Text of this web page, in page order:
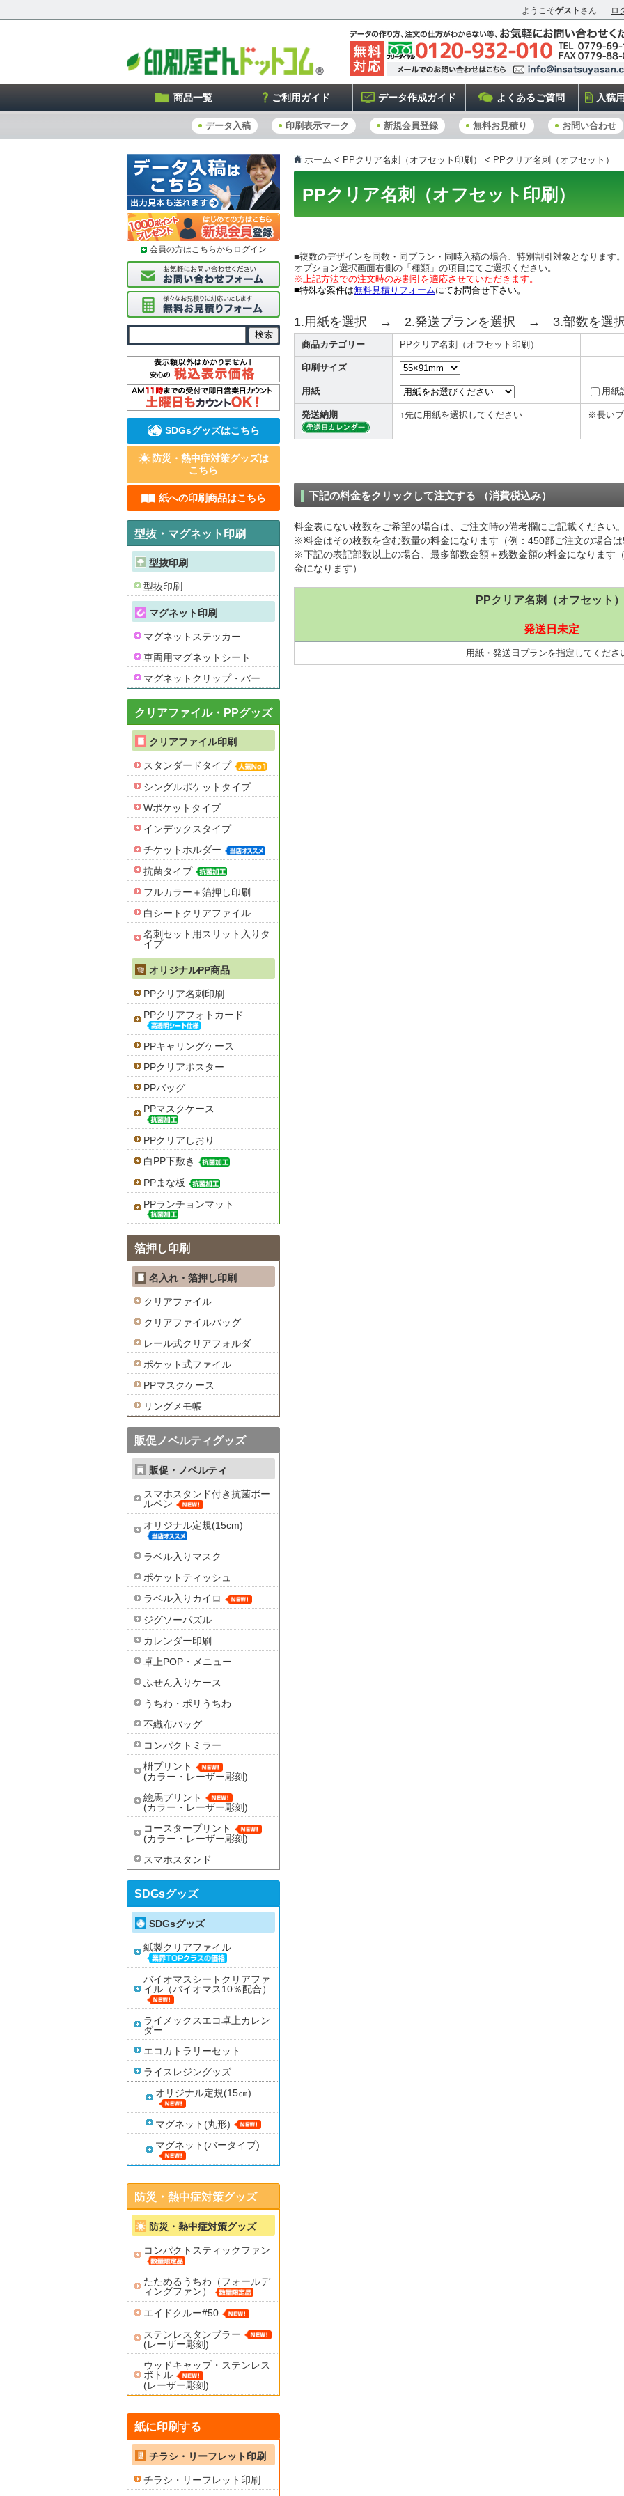
ようこそゲスト さん ロ
商品一覧 ご利用ガイド データ作成ガイド よくあるご質問 入稿
データ入稿 印刷表示マーク 新規会員登録 無料お見積り お問い合わせ
ホーム < PPクリア名刺（オフセット印刷） < PPクリア名刺（オフセット）
PPクリア名刺（オフセット印刷）
■複数のデザインを同数・同プラン・同時入稿の場合、特別割引対象となります
オプション選択画面右側の「種類」の項目にてご選択ください。
※上記方法での注文時のみ割引を適応させていただきます。
■特殊な案件は無料見積りフォームにてお問合せ下さい。
1.用紙を選択 → 2.発送プランを選択 → 3.部数を選
商品カテゴリー PPクリア名刺（オフセット印刷）
印刷サイズ
用紙 用紙
発送納期 ↑先に用紙を選択してください ※長い
下記の料金をクリックして注文する （消費税込み）
料金表にない枚数をご希望の場合は、ご注文時の備考欄にご記載ください
※料金はその枚数を含む数量の料金になります（例：450部ご注文の場合
※下記の表記部数以上の場合、最多部数金額＋残数金額の料金になります
金になります）
PPクリア名刺（オフセット
発送日未定
用紙・発送日プランを指定してくださ
会員の方はこちらからログイン
SDGsグッズはこちら
防災・熱中症対策グッズは
こちら
紙への印刷商品はこちら
型抜・マグネット印刷
型抜印刷
型抜印刷
マグネット印刷
マグネットステッカー
車両用マグネットシート
マグネットクリップ・バー
クリアファイル・PPグッズ
クリアファイル印刷
スタンダードタイプ
シングルポケットタイプ
Wポケットタイプ
インデックスタイプ
チケットホルダー
抗菌タイプ
フルカラー＋箔押し印刷
白シートクリアファイル
名刺セット用スリット入りタ
イプ
オリジナルPP商品
PPクリア名刺印刷
PPクリアフォトカード
PPキャリングケース
PPクリアポスター
PPバッグ
PPマスクケース
PPクリアしおり
白PP下敷き
PPまな板
PPランチョンマット
箔押し印刷
名入れ・箔押し印刷
クリアファイル
クリアファイルバッグ
レール式クリアフォルダ
ポケット式ファイル
PPマスクケース
リングメモ帳
販促ノベルティグッズ
販促・ノベルティ
スマホスタンド付き抗菌ボー
ルペン
オリジナル定規(15cm)
ラベル入りマスク
ポケットティッシュ
ラベル入りカイロ
ジグソーパズル
カレンダー印刷
卓上POP・メニュー
ふせん入りケース
うちわ・ポリうちわ
不織布バッグ
コンパクトミラー
枡プリント
(カラー・レーザー彫刻)
絵馬プリント
(カラー・レーザー彫刻)
コースタープリント
(カラー・レーザー彫刻)
スマホスタンド
SDGsグッズ
SDGsグッズ
紙製クリアファイル
バイオマスシートクリアファ
イル（バイオマス10％配合）
ライメックスエコ卓上カレン
ダー
エコカトラリーセット
ライスレジングッズ
オリジナル定規(15㎝)
マグネット(丸形)
マグネット(バータイプ)
防災・熱中症対策グッズ
防災・熱中症対策グッズ
コンパクトスティックファン
たためるうちわ（フォールデ
ィングファン）
エイドクルー#50
ステンレスタンブラー
(レーザー彫刻)
ウッドキャップ・ステンレス
ボトル
(レーザー彫刻)
紙に印刷する
チラシ・リーフレット印刷
チラシ・リーフレット印刷